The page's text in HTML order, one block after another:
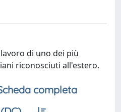
di uno dei più
riconosciuti all'estero.
completa